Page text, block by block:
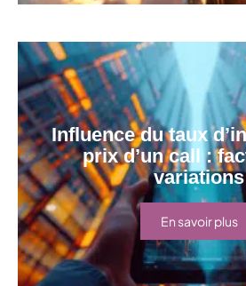
Influence du taux
prix d’un call :
variations
En savoir plus